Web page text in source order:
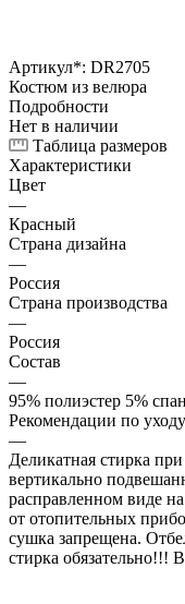
Артикул*: DR2705
Костюм из велюра
Подробности
Нет в наличии
Таблица размеров
Характеристики
Цвет
—
Красный
Страна дизайна
—
Россия
Страна производства
—
Россия
Состав
—
95% полиэстер 5%
Рекомендации по уходу
—
Деликатная стирка
вертикально
расправленном виде
от отопительных
сушка запрещена.
стирка обязательно!!!